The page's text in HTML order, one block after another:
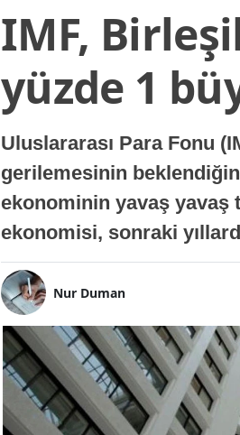
IMF,
yüzde 1
Uluslararası Para Fonu
gerilemesinin
ekonominin yavaş yavaş
ekonomisi, sonraki
Nur Duman